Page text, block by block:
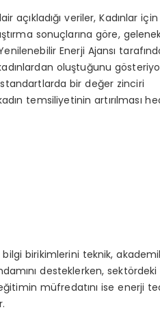
açıkladığı veriler, Kadınlar için
sonuçlarına göre,
Enerji Ajansı
oluştuğunu
bir değer zinciri
temsiliyetinin artırılması
bilgi birikimlerini teknik,
desteklerken,
müfredatını ise enerji